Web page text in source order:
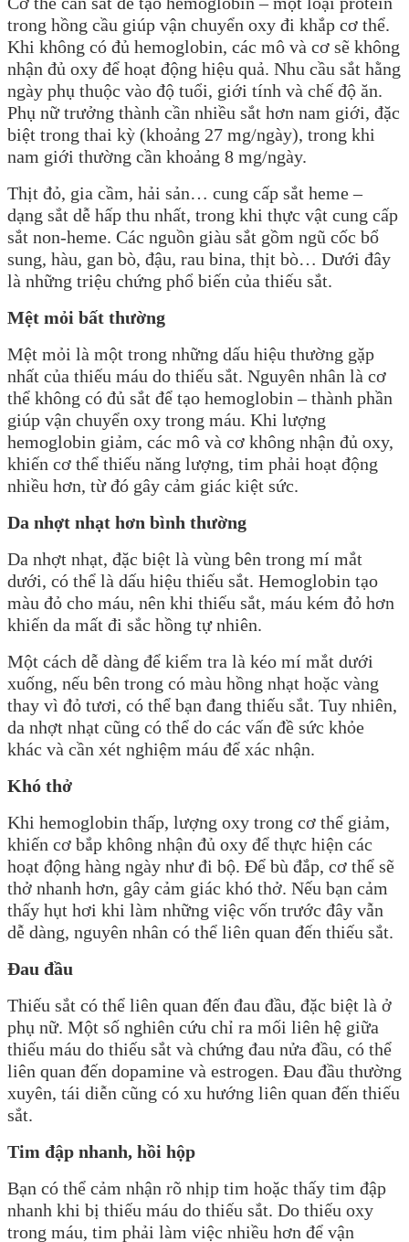
trong hồng cầu giúp vận chuyển oxy đi khắp cơ thể.
Khi không có đủ hemoglobin, các mô và cơ sẽ không
nhận đủ oxy để hoạt động hiệu quả. Nhu cầu sắt hằng
ngày phụ thuộc vào độ tuổi, giới tính và chế độ ăn.
Phụ nữ trưởng thành cần nhiều sắt hơn nam giới, đặc
biệt trong thai kỳ (khoảng 27 mg/ngày), trong khi
nam giới thường cần khoảng 8 mg/ngày.
Thịt đỏ, gia cầm, hải sản… cung cấp sắt heme –
dạng sắt dễ hấp thu nhất, trong khi thực vật cung cấp
sắt non-heme. Các nguồn giàu sắt gồm ngũ cốc bổ
sung, hàu, gan bò, đậu, rau bina, thịt bò… Dưới đây
là những triệu chứng phổ biến của thiếu sắt.
Mệt mỏi bất thường
Mệt mỏi là một trong những dấu hiệu thường gặp
nhất của thiếu máu do thiếu sắt. Nguyên nhân là cơ
thể không có đủ sắt để tạo hemoglobin – thành phần
giúp vận chuyển oxy trong máu. Khi lượng
hemoglobin giảm, các mô và cơ không nhận đủ oxy,
khiến cơ thể thiếu năng lượng, tim phải hoạt động
nhiều hơn, từ đó gây cảm giác kiệt sức.
Da nhợt nhạt hơn bình thường
Da nhợt nhạt, đặc biệt là vùng bên trong mí mắt
dưới, có thể là dấu hiệu thiếu sắt. Hemoglobin tạo
màu đỏ cho máu, nên khi thiếu sắt, máu kém đỏ hơn
khiến da mất đi sắc hồng tự nhiên.
Một cách dễ dàng để kiểm tra là kéo mí mắt dưới
xuống, nếu bên trong có màu hồng nhạt hoặc vàng
thay vì đỏ tươi, có thể bạn đang thiếu sắt. Tuy nhiên,
da nhợt nhạt cũng có thể do các vấn đề sức khỏe
khác và cần xét nghiệm máu để xác nhận.
Khó thở
Khi hemoglobin thấp, lượng oxy trong cơ thể giảm,
khiến cơ bắp không nhận đủ oxy để thực hiện các
hoạt động hàng ngày như đi bộ. Để bù đắp, cơ thể sẽ
thở nhanh hơn, gây cảm giác khó thở. Nếu bạn cảm
thấy hụt hơi khi làm những việc vốn trước đây vẫn
dễ dàng, nguyên nhân có thể liên quan đến thiếu sắt.
Đau đầu
Thiếu sắt có thể liên quan đến đau đầu, đặc biệt là ở
phụ nữ. Một số nghiên cứu chỉ ra mối liên hệ giữa
thiếu máu do thiếu sắt và chứng đau nửa đầu, có thể
liên quan đến dopamine và estrogen. Đau đầu thường
xuyên, tái diễn cũng có xu hướng liên quan đến thiếu
sắt.
Tim đập nhanh, hồi hộp
Bạn có thể cảm nhận rõ nhịp tim hoặc thấy tim đập
nhanh khi bị thiếu máu do thiếu sắt. Do thiếu oxy
trong máu, tim phải làm việc nhiều hơn để vận